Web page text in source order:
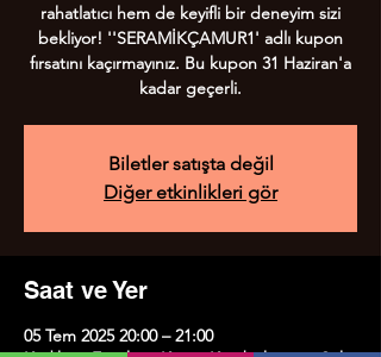
rahatlatıcı hem de keyifli bir deneyim sizi
bekliyor! ''SERAMİKÇAMUR1' adlı kupon
fırsatını kaçırmayınız. Bu kupon 31 Haziran'a
kadar geçerli.
Biletler satışta değil
Diğer etkinlikleri gör
Saat ve Yer
05 Tem 2025 20:00 – 21:00